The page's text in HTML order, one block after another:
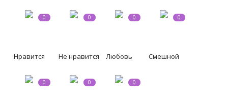
АНОНСЫ0
Нравится
0
Не нравится
0
Любовь
0
Смешной
0 0 0